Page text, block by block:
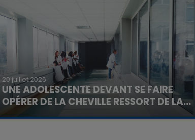
20 juillet 2026
UNE ADOLESCENTE DEVANT SE FAIRE
OPÉRER DE LA CHEVILLE RESSORT DE LA...
La famille a porté plainte contre la clinique qui a